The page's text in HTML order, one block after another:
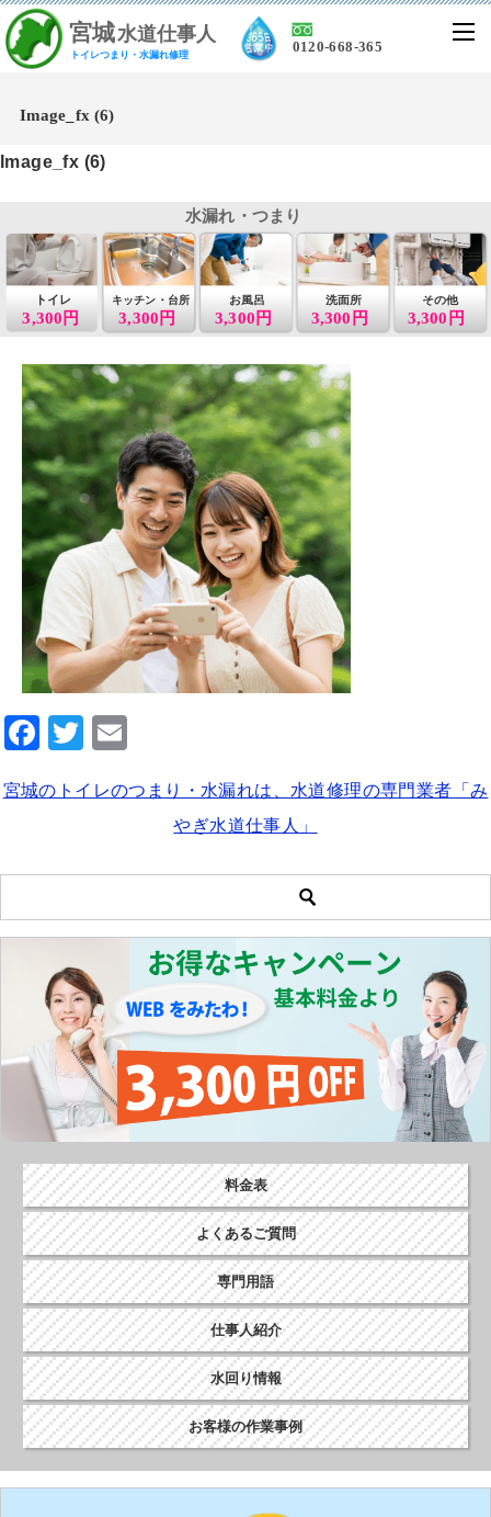
宮城水道仕事人
トイレつまり・水漏れ修理
0120-668-365
Image_fx (6)
Image_fx (6)
3,300円
トイレ
3,300円
キッチン・台所 お風呂
3,300円
洗面所
3,300円
その他
3,300円
水漏れ・つまり
F
c
b
o
o
k
T
tt ai
宮城のトイレのつまり・水漏れは、水道修理の専門業者「み
やぎ水道仕事人」
料金表
よくあるご質問
専門用語
仕事人紹介
水回り情報
お客様の作業事例